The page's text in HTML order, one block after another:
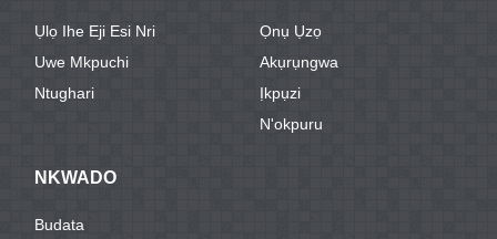
Ụlọ Ihe Eji Esi Nri
Uwe Mkpuchi
Ntughari
Ọnụ Ụzọ
Akụrụngwa
Ịkpụzi
N'okpuru
NKWADO
Budata